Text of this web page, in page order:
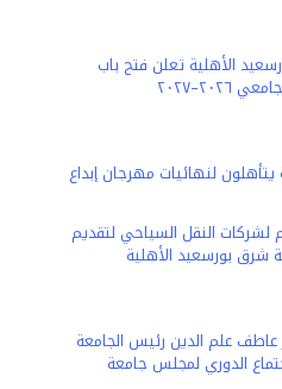
الأهلية تعلن فتح باب
لنهائيات مهرجان إبداع
لشركات النقل السياحي لتقديم
شرق بورسعيد الأهلية
عاطف علم الدين رئيس الجامعة
الدوري لمجلس جامعة